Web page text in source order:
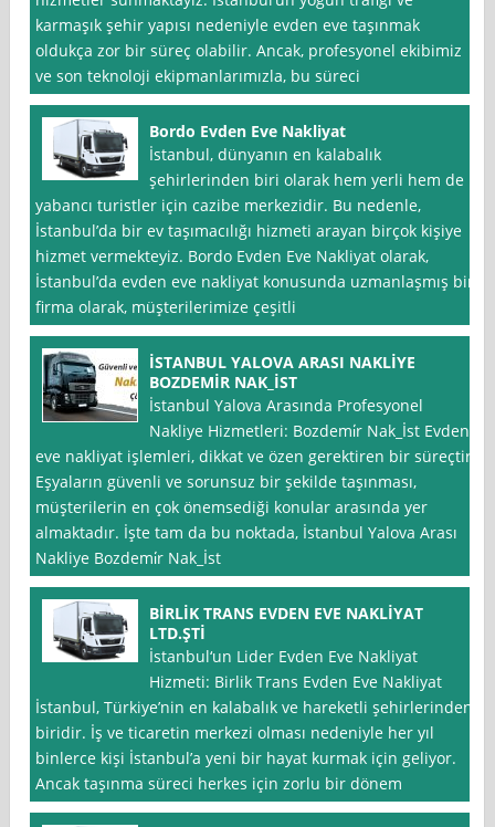
karmaşık şehir yapısı nedeniyle evden eve taşınmak
oldukça zor bir süreç olabilir. Ancak, profesyonel ekibimiz
ve son teknoloji ekipmanlarımızla, bu süreci
Bordo Evden Eve Nakliyat
İstanbul, dünyanın en kalabalık
şehirlerinden biri olarak hem yerli hem de
yabancı turistler için cazibe merkezidir. Bu nedenle,
İstanbul’da bir ev taşımacılığı hizmeti arayan birçok kişiye
hizmet vermekteyiz. Bordo Evden Eve Nakliyat olarak,
İstanbul’da evden eve nakliyat konusunda uzmanlaşmış bir
firma olarak, müşterilerimize çeşitli
İSTANBUL YALOVA ARASI NAKLİYE
BOZDEMİR NAK_İST
İstanbul Yalova Arasında Profesyonel
Nakliye Hizmetleri: Bozdemi̇r Nak_İst Evden
eve nakliyat işlemleri, dikkat ve özen gerektiren bir süreçtir.
Eşyaların güvenli ve sorunsuz bir şekilde taşınması,
müşterilerin en çok önemsediği konular arasında yer
almaktadır. İşte tam da bu noktada, İstanbul Yalova Arası
Nakliye Bozdemi̇r Nak_İst
BİRLİK TRANS EVDEN EVE NAKLİYAT
LTD.ŞTİ
İstanbul‘un Lider Evden Eve Nakliyat
Hizmeti: Birlik Trans Evden Eve Nakliyat
İstanbul, Türkiye’nin en kalabalık ve hareketli şehirlerinden
biridir. İş ve ticaretin merkezi olması nedeniyle her yıl
binlerce kişi İstanbul’a yeni bir hayat kurmak için geliyor.
Ancak taşınma süreci herkes için zorlu bir dönem